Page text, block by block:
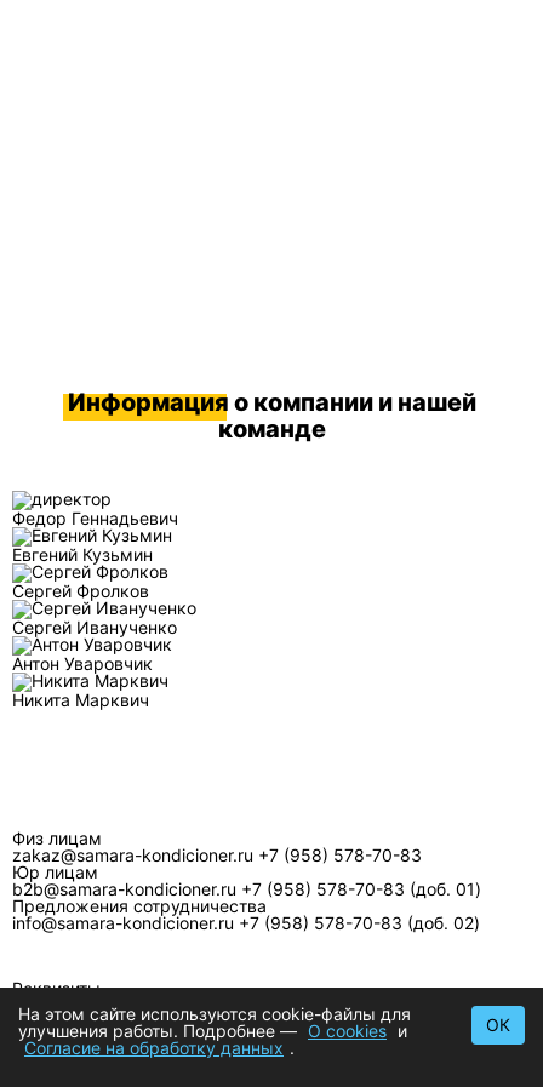
Информация о компании и нашей
команде
Федор Геннадьевич
Евгений Кузьмин
Сергей Фролков
Сергей Иванученко
Антон Уваровчик
Никита Марквич
Физ лицам
zakaz@samara-kondicioner.ru +7 (958) 578-70-83
Юр лицам
b2b@samara-kondicioner.ru +7 (958) 578-70-83 (доб. 01)
Предложения сотрудничества
info@samara-kondicioner.ru +7 (958) 578-70-83 (доб. 02)
Реквизиты
Наименование
ООО Регион Монтаж
Адрес
Санкт-Петербург, ул. Трефолева, 15
На этом сайте используются cookie-файлы для
улучшения работы. Подробнее — О cookies и
Согласие на обработку данных .
ОК